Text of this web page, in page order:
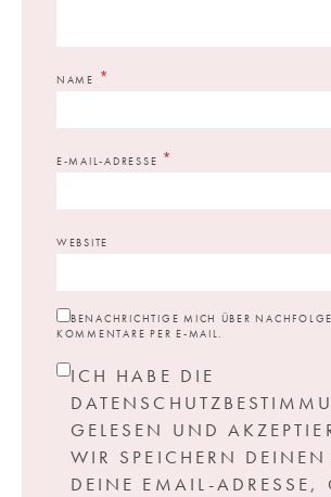
NAME *
E-MAIL-ADRESSE *
WEBSITE
BENACHRICHTIGE MICH ÜBER
KOMMENTARE PER E-MAIL.
ICH HABE DIE
GELESEN UND
WIR SPEICHERN
DEINE EMAIL-ADRESSE,